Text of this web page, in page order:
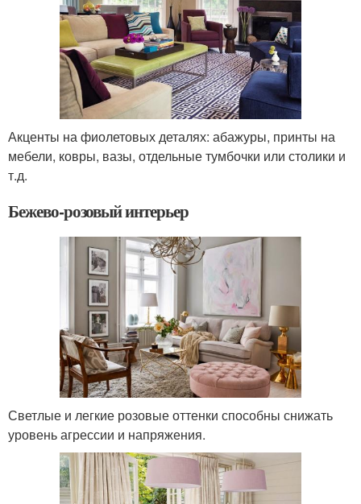
Акценты на фиолетовых деталях: абажуры, принты на
мебели, ковры, вазы, отдельные тумбочки или столики и
т.д.
Бежево-розовый интерьер
Светлые и легкие розовые оттенки способны снижать
уровень агрессии и напряжения.